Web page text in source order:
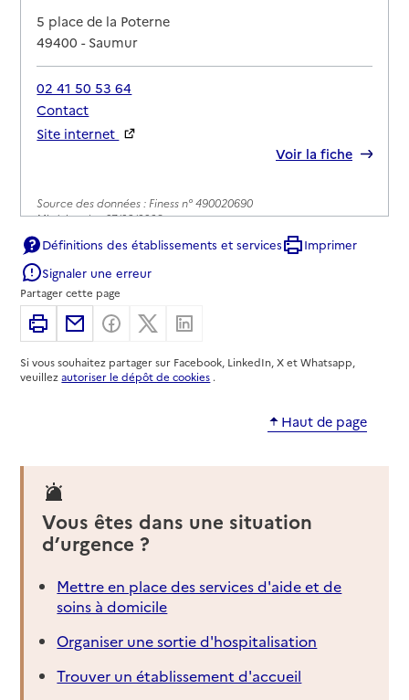
Adresse
5 place de la Poterne
49400-Saumur
02 41 50 53 64
Contact
Site internet
Voir la fiche
Source des données : Finess n° 490020690
Mis à jour le : 07/08/2026
Service autonomie à domicile (aide)
Auton'home services
Adresse
23 avenue du Général de Gaulle
49400- Saumur
02 41 51 54 32
Voir la fiche
Source des données : Finess n° 490021615
Mis à jour le : 07/08/2026
Service autonomie à domicile (aide)
Domaliance
49400-Saumur
02 41 67 48 57
Site internet
Définitions des établissements et services
Imprimer
Signaler une erreur
Partager cette page
ImprimerPartager par email
Partager sur Facebook
Partager sur X
Si vous souhaitez partager sur Facebook, LinkedIn, X et Whatsapp,
veuillezautoriser le dépôt de cookies .
Haut de page
Vous êtes dans une situation
d’urgence ?
Mettre en place des services d'aide et de
soins à domicile
Organiser une sortie d'hospitalisation
Trouver un établissement d'accueil